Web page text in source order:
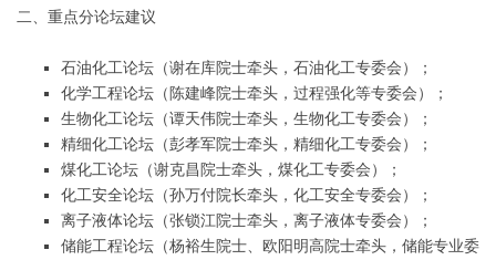
二、重点分论坛建议
石油化工论坛（谢在库院士牵头，石油化工专委会）；
化学工程论坛（陈建峰院士牵头，过程强化等专委会）；
生物化工论坛（谭天伟院士牵头，生物化工专委会）；
精细化工论坛（彭孝军院士牵头，精细化工专委会）；
煤化工论坛（谢克昌院士牵头，煤化工专委会）；
化工安全论坛（孙万付院长牵头，化工安全专委会）；
离子液体论坛（张锁江院士牵头，离子液体专委会）；
储能工程论坛（杨裕生院士、欧阳明高院士牵头，储能专业委